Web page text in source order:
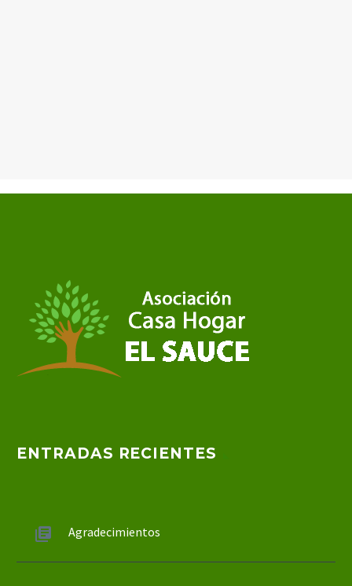
ENTRADAS RECIENTES
Agradecimientos